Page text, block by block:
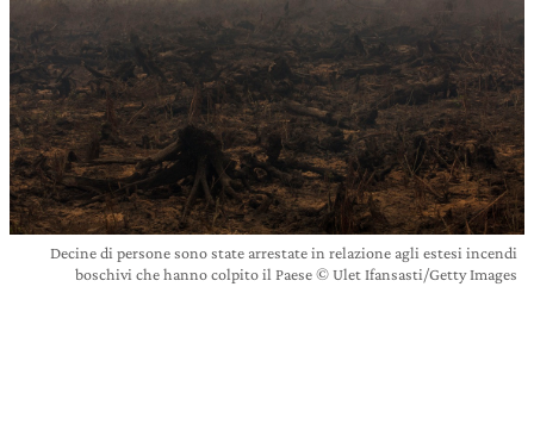
Decine di persone sono state arrestate in relazione agli estesi incendi
boschivi che hanno colpito il Paese © Ulet Ifansasti/Getty Images